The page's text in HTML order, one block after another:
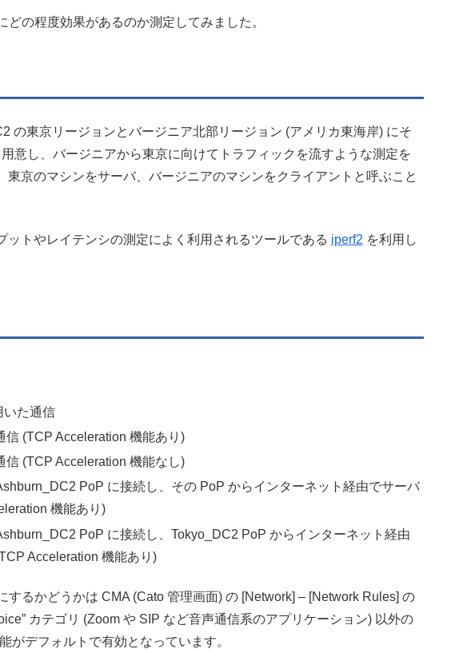
の程度効果があるのか測定してみました。
の東京リージョンとバージニア北部リージョン (アメリカ東海岸) にそ
意し、バージニアから東京に向けてトラフィックを流すような測定を
東京のマシンをサーバ、バージニアのマシンをクライアントと呼ぶこと
ットやレイテンシの測定によく利用されるツールである iperf2 を利用し
いた通信
信 (TCP Acceleration 機能あり)
信 (TCP Acceleration 機能なし)
PoP に接続し、その PoP からインターネット経由でサーバ
機能あり)
PoP に接続し、Tokyo_DC2 PoP からインターネット経由
Acceleration 機能あり)
するかどうかは CMA (Cato 管理画面) の [Network] – [Network Rules] の
カテゴリ (Zoom や SIP など音声通信系のアプリケーション) 以外の
がデフォルトで有効となっています。